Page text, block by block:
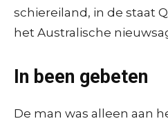
schiereiland, in de staat
het Australische
In been gebeten
De man was alleen aan